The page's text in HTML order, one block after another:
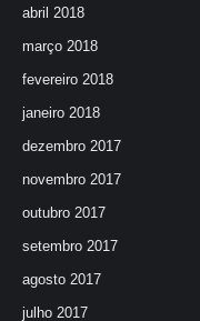
abril 2018
março 2018
fevereiro 2018
janeiro 2018
dezembro 2017
novembro 2017
outubro 2017
setembro 2017
agosto 2017
julho 2017